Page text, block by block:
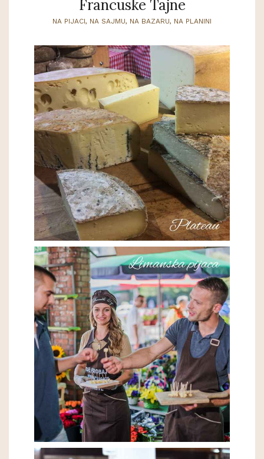
Francuske Tajne
NA PIJACI, NA SAJMU, NA BAZARU, NA PLANINI